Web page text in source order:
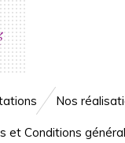
Nos
et Conditions